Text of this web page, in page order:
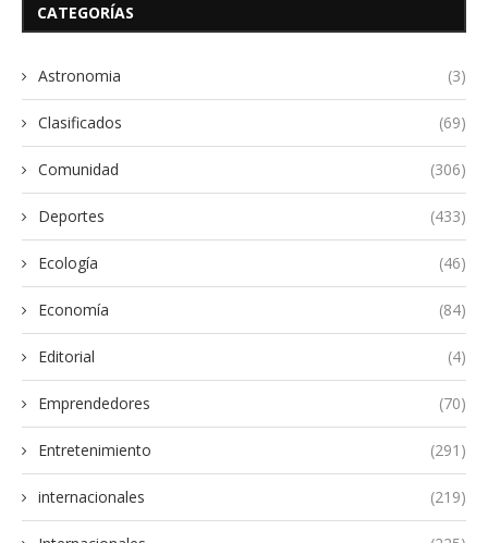
CATEGORÍAS
Astronomia (3)
Clasificados (69)
Comunidad (306)
Deportes (433)
Ecología (46)
Economía (84)
Editorial (4)
Emprendedores (70)
Entretenimiento (291)
internacionales (219)